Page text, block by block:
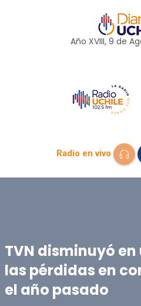
Año XVIII, 9 de
Radio en vivo
TVN disminuyó
las pérdidas en
el año pasado